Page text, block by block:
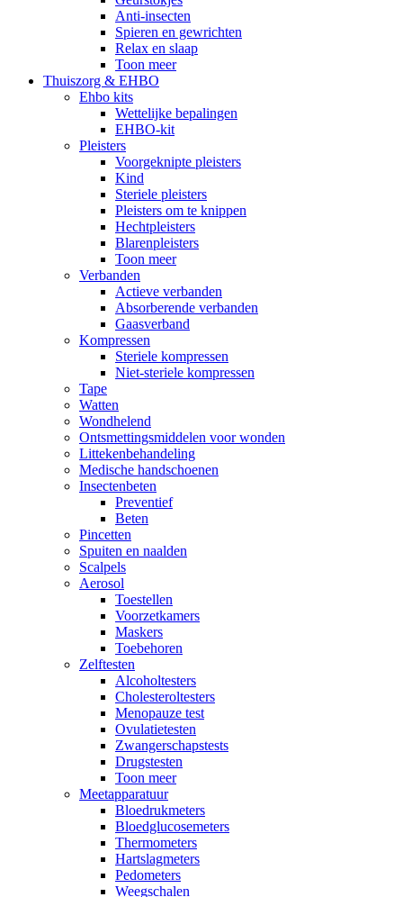
Anti-insecten
Spieren en gewrichten
Relax en slaap
Toon meer
Thuiszorg & EHBO
Ehbo kits
Wettelijke bepalingen
EHBO-kit
Pleisters
Voorgeknipte pleisters
Kind
Steriele pleisters
Pleisters om te knippen
Hechtpleisters
Blarenpleisters
Toon meer
Verbanden
Actieve verbanden
Absorberende verbanden
Gaasverband
Kompressen
Steriele kompressen
Niet-steriele kompressen
Tape
Watten
Wondhelend
Ontsmettingsmiddelen voor wonden
Littekenbehandeling
Medische handschoenen
Insectenbeten
Preventief
Beten
Pincetten
Spuiten en naalden
Scalpels
Aerosol
Toestellen
Voorzetkamers
Maskers
Toebehoren
Zelftesten
Alcoholtesters
Cholesteroltesters
Menopauze test
Ovulatietesten
Zwangerschapstests
Drugstesten
Toon meer
Meetapparatuur
Bloedrukmeters
Bloedglucosemeters
Thermometers
Hartslagmeters
Pedometers
Weegschalen